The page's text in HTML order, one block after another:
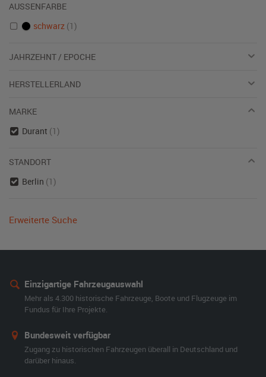
AUSSENFARBE
schwarz (1)
JAHRZEHNT / EPOCHE
HERSTELLERLAND
MARKE
Durant (1)
STANDORT
Berlin (1)
Erweiterte Suche
Einzigartige Fahrzeugauswahl
Mehr als 4.300 historische Fahrzeuge, Boote und Flugzeuge im
Fundus für Ihre Projekte.
Bundesweit verfügbar
Zugang zu historischen Fahrzeugen überall in Deutschland und
darüber hinaus.